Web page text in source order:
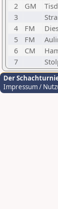
2
GM
3
4
FM
5
FM
6
CM
7
Der
Impressum /